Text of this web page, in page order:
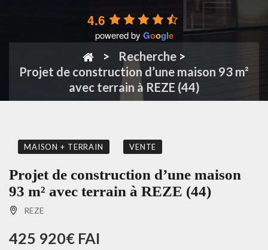
4.6
powered by Google
Recherche >
Projet de construction d’une maison 93 m²
avec terrain à REZE (44)
MAISON + TERRAIN VENTE
Projet de construction d’une maison
93 m² avec terrain à REZE (44)
REZE
425 920€ FAI